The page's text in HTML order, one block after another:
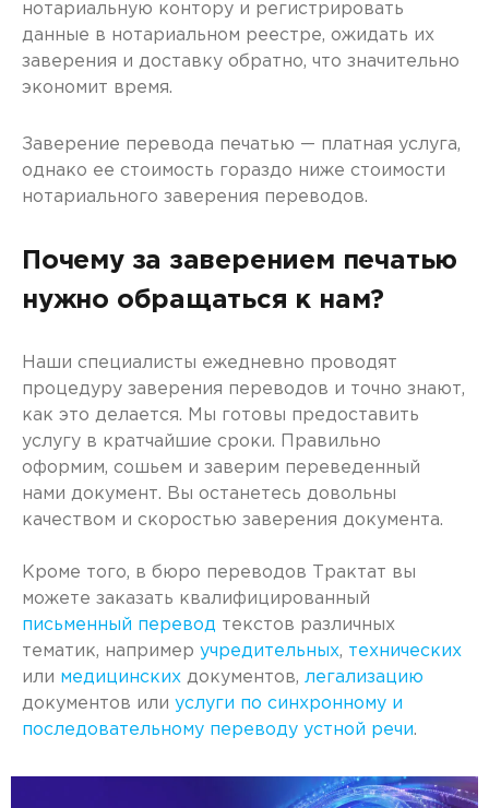
нотариальную контору и регистрировать
данные в нотариальном реестре, ожидать их
заверения и доставку обратно, что значительно
экономит время.
Заверение перевода печатью — платная услуга,
однако ее стоимость гораздо ниже стоимости
нотариального заверения переводов.
Почему за заверением печатью
нужно обращаться к нам?
Наши специалисты ежедневно проводят
процедуру заверения переводов и точно знают,
как это делается. Мы готовы предоставить
услугу в кратчайшие сроки. Правильно
оформим, сошьем и заверим переведенный
нами документ. Вы останетесь довольны
качеством и скоростью заверения документа.
Кроме того, в бюро переводов Трактат вы
можете заказать квалифицированный
письменный перевод текстов различных
тематик, например учредительных, технических
или медицинских документов, легализацию
документов или услуги по синхронному и
последовательному переводу устной речи.